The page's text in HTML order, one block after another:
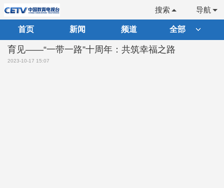
导航
搜索
首页 新闻 频道 全部
育见——“一带一路”十周年：共筑幸福之路
2023-10-17 15:07